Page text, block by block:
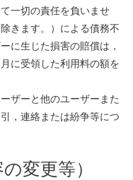
一切の責任を負いませ
きます。）による債務不
に生じた損害の賠償は，
に受領した利用料の額を
ザーと他のユーザーまた
，連絡または紛争等につ
変更等）